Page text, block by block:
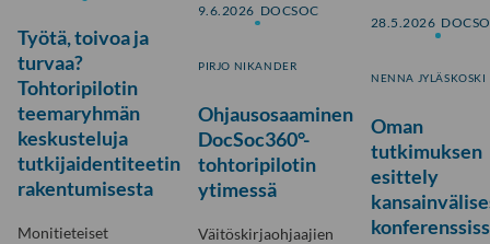
Työtä, toivoa ja
turvaa?
Tohtoripilotin
teemaryhmän
keskusteluja
tutkijaidentiteetin
rakentumisesta
Monitieteiset
9.6.2026 DOCSOC
PIRJO NIKANDER
Ohjausosaaminen
DocSoc360°-
tohtoripilotin
ytimessä
Väitöskirjaohjaajien
28.5.2026
NENNA JYLÄSKOSKI
Oman
tutkimuksen
esittely